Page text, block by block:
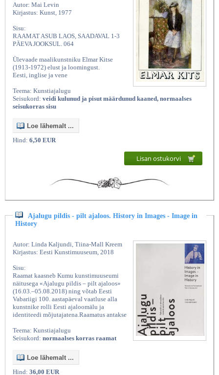
Autor: Mai Levin
Kirjastus: Kunst, 1977
Sisu:
RAAMAT ASUB LAOS, SAADAVAL 1-3
PÄEVA JOOKSUL. 064
Ülevaade maalikunstniku Elmar Kitse
(1913-1972) elust ja loomingust.
Eesti, inglise ja vene
Teema: Kunstiajalugu
Seisukord: veidi kulunud ja pisut määrdunud kaaned, normaalses
seisukorras sisu
Loe lähemalt ...
Hind: 6,50 EUR
Lisan ostukorvi
Ajalugu pildis - pilt ajaloos. History in Images - Image in
History
Autor: Linda Kaljundi, Tiina-Mall Kreem
Kirjastus: Eesti Kunstimuuseum, 2018
Sisu:
Raamat kaasneb Kumu kunstimuuseumi
näitusega «Ajalugu pildis – pilt ajaloos»
(16.03.–05.08.2018) ning võtab Eesti
Vabariigi 100. aastapäeval vaatluse alla
kunstnike rolli Eesti ajaloomälu ja
identiteedi mõjutajatena.Raamatus antakse
Teema: Kunstiajalugu
Seisukord: normaalses korras raamat
Loe lähemalt ...
Hind: 36,00 EUR